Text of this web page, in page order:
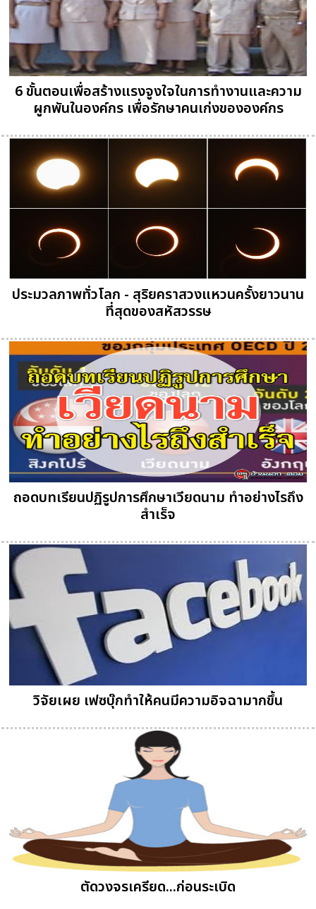
6 ขั้นตอนเพื่อสร้างแรงจูงใจในการทำงานและความ
ผูกพันในองค์กร เพื่อรักษาคนเก่งขององค์กร
ประมวลภาพทั่วโลก - สุริยคราสวงแหวนครั้งยาวนาน
ที่สุดของสหัสวรรษ
ถอดบทเรียนปฏิรูปการศึกษาเวียดนาม ทำอย่างไรถึง
สำเร็จ
วิจัยเผย เฟซบุ๊กทำให้คนมีความอิจฉามากขึ้น
ตัดวงจรเครียด...ก่อนระเบิด